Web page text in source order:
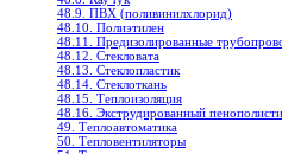
48.9. ПВХ (поливинилхлорид)
48.10. Полиэтилен
48.11. Предизолированные
48.12. Стекловата
48.13. Стеклопластик
48.14. Стеклоткань
48.15. Теплоизоляция
48.16. Экструдированный
49. Теплоавтоматика
50. Тепловентиляторы